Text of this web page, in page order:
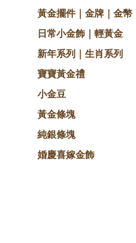
黃金擺件｜金牌｜金幣
日常小金飾｜輕黃金
新年系列｜生肖系列
寶寶黃金禮
小金豆
黃金條塊
純銀條塊
婚慶喜嫁金飾